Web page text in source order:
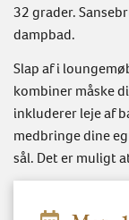
32 grader.
dampbad.
Slap af i
kombiner måske
inkluderer leje af
medbringe dine
sål. Det er muligt